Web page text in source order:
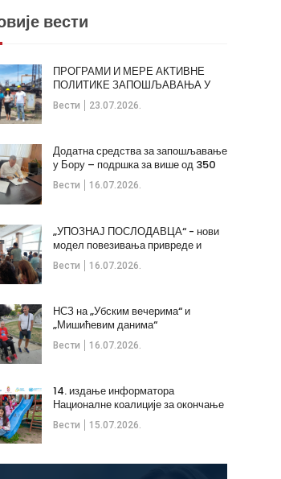
вести
Вести 23.07.2026.
ПРОГРАМИ И МЕРЕ АКТИВНЕ
ПОЛИТИКЕ ЗАПОШЉАВАЊА У
ОПШТИНИ КЛАДОВО
Вести 16.07.2026.
Додатна средства за запошљавање
у Бору – подршка за више од 350
незапослених
Вести 16.07.2026.
„УПОЗНАЈ ПОСЛОДАВЦА“ - нови
модел повезивања привреде и
стручних кадрова
Вести 16.07.2026.
НСЗ на „Убским вечерима“ и
„Мишићевим данима“
Вести 15.07.2026.
14. издање информатора
Националне коалиције за окончање
дечијих бракова